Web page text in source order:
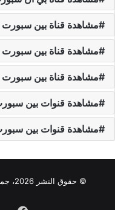
مشاهدة قناة بين سبورت 4 hd بث مباشر
مشاهدة قناة بين سبورت 4 hd بدون تقطيع
مشاهدة قناة بين سبورت 4 بث مباشر
مشاهدة قنوات بين
مشاهدة قنوات بين سبورت
© حقوق النشر 2026، جميع الحقوق محفوظة